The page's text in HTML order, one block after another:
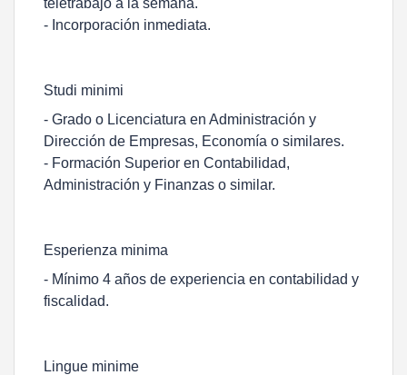
teletrabajo a la semana.
- Incorporación inmediata.
Studi minimi
- Grado o Licenciatura en Administración y
Dirección de Empresas, Economía o similares.
- Formación Superior en Contabilidad,
Administración y Finanzas o similar.
Esperienza minima
- Mínimo 4 años de experiencia en contabilidad y
fiscalidad.
Lingue minime